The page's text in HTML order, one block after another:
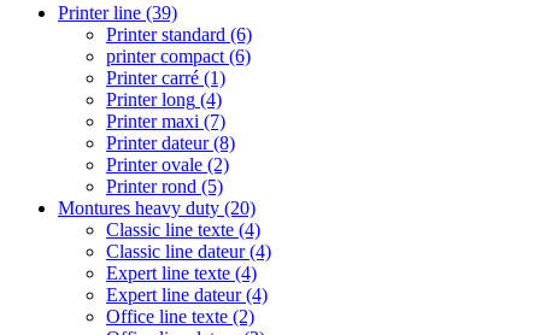
Printer line (39)
Printer standard (6)
printer compact (6)
Printer carré (1)
Printer long (4)
Printer maxi (7)
Printer dateur (8)
Printer ovale (2)
Printer rond (5)
Montures heavy duty (20)
Classic line texte (4)
Classic line dateur (4)
Expert line texte (4)
Expert line dateur (4)
Office line texte (2)